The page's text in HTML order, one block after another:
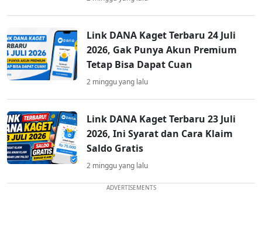
Link DANA Kaget Terbaru 24 Juli
2026, Gak Punya Akun Premium
Tetap Bisa Dapat Cuan
2 minggu yang lalu
Link DANA Kaget Terbaru 23 Juli
2026, Ini Syarat dan Cara Klaim
Saldo Gratis
2 minggu yang lalu
ADVERTISEMENTS